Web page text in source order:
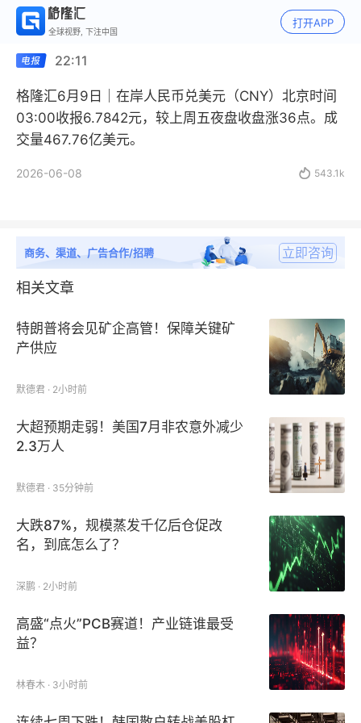
全球视野, 下注中国
打开APP
22:11
格隆汇6月9日｜在岸人民币兑美元（CNY）北京时间
03:00收报6.7842元，较上周五夜盘收盘涨36点。成
交量467.76亿美元。
2026-06-08  543.1k
商务、渠道、广告合作/招聘 立即咨询
相关文章
特朗普将会见矿企高管！保障关键矿
产供应
默德君 · 2小时前
大超预期走弱！美国7月非农意外减少
2.3万人
默德君 · 35分钟前
大跌87%，规模蒸发千亿后仓促改
名，到底怎么了？
深鹏 · 2小时前
高盛“点火”PCB赛道！产业链谁最受
益？
林春木 · 3小时前